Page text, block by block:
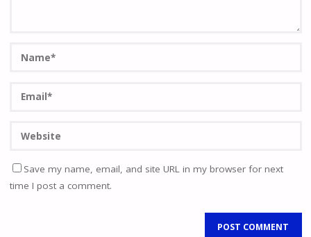
Save my name, email, and site URL in my browser for next
time I post a comment.